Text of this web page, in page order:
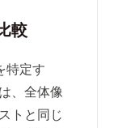
較
特定す
、全体像
トと同じ